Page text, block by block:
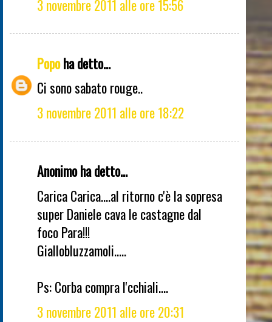
3 novembre 2011 alle ore 15:56
Popoha detto...
Ci sono sabato rouge..
3 novembre 2011 alle ore 18:22
Anonimo ha detto...
Carica Carica....al ritorno c'è la sopresa
super Daniele cava le castagne dal
foco Para!!!
Giallobluzzamoli.....
Ps: Corba compra l'cchiali....
3 novembre 2011 alle ore 20:31